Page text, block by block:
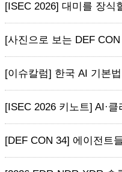
[ISEC 2026] 대미를 장식
[사진으로 보는 DEF
[이슈칼럼] 한국 AI 기본
[ISEC 2026 키노트] AI·
[DEF CON 34] 에이전트